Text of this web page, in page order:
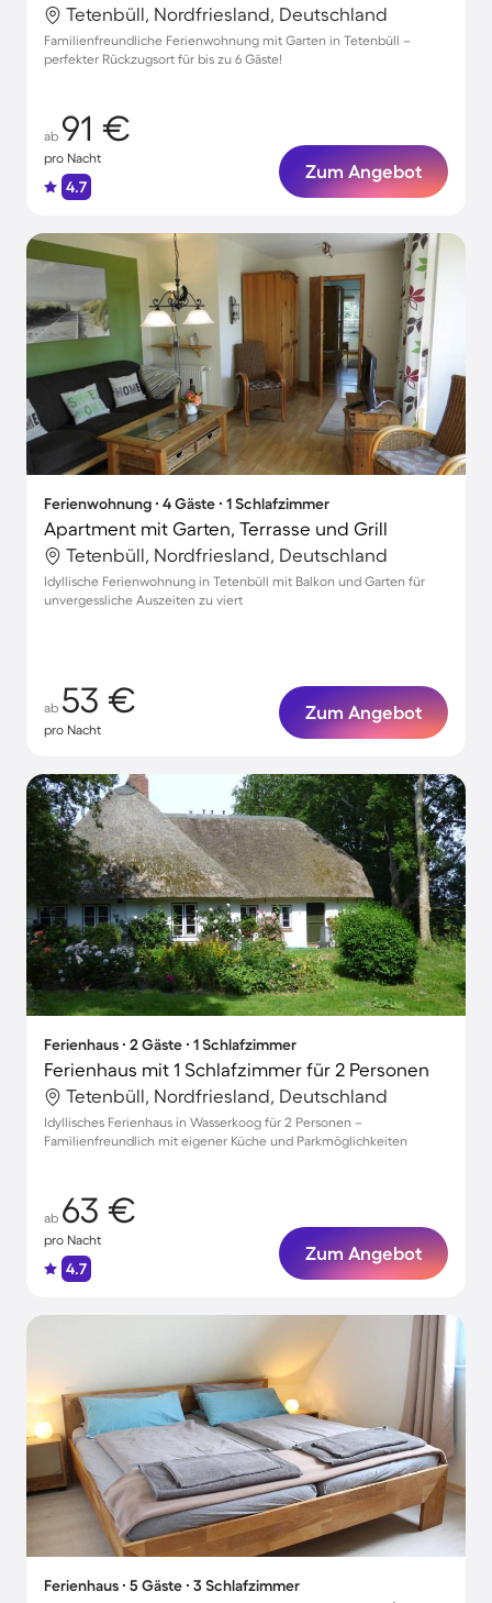
Tetenbüll, Nordfriesland, Deutschland
Familienfreundliche Ferienwohnung mit Garten in Tetenbüll –
perfekter Rückzugsort für bis zu 6 Gäste!
ab 91 €
pro Nacht
4.7
Zum Angebot
Ferienwohnung ∙ 4 Gäste ∙ 1 Schlafzimmer
Apartment mit Garten, Terrasse und Grill
Tetenbüll, Nordfriesland, Deutschland
Idyllische Ferienwohnung in Tetenbüll mit Balkon und Garten für
unvergessliche Auszeiten zu viert
ab 53 €
pro Nacht
Zum Angebot
Ferienhaus ∙ 2 Gäste ∙ 1 Schlafzimmer
Ferienhaus mit 1 Schlafzimmer für 2 Personen
Tetenbüll, Nordfriesland, Deutschland
Idyllisches Ferienhaus in Wasserkoog für 2 Personen –
Familienfreundlich mit eigener Küche und Parkmöglichkeiten
ab 63 €
pro Nacht
4.7
Zum Angebot
Ferienhaus ∙ 5 Gäste ∙ 3 Schlafzimmer